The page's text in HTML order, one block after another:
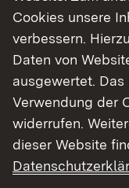
Zeitraum: 21.
Achtung:
Bauabschnitt
Abschnitt 4:
Ab
Holzschlag
Zeitraum: 10.
Cookies unsere
verbessern.
Daten von
ausgewertet.
Verwendung der
widerrufen.
dieser Website